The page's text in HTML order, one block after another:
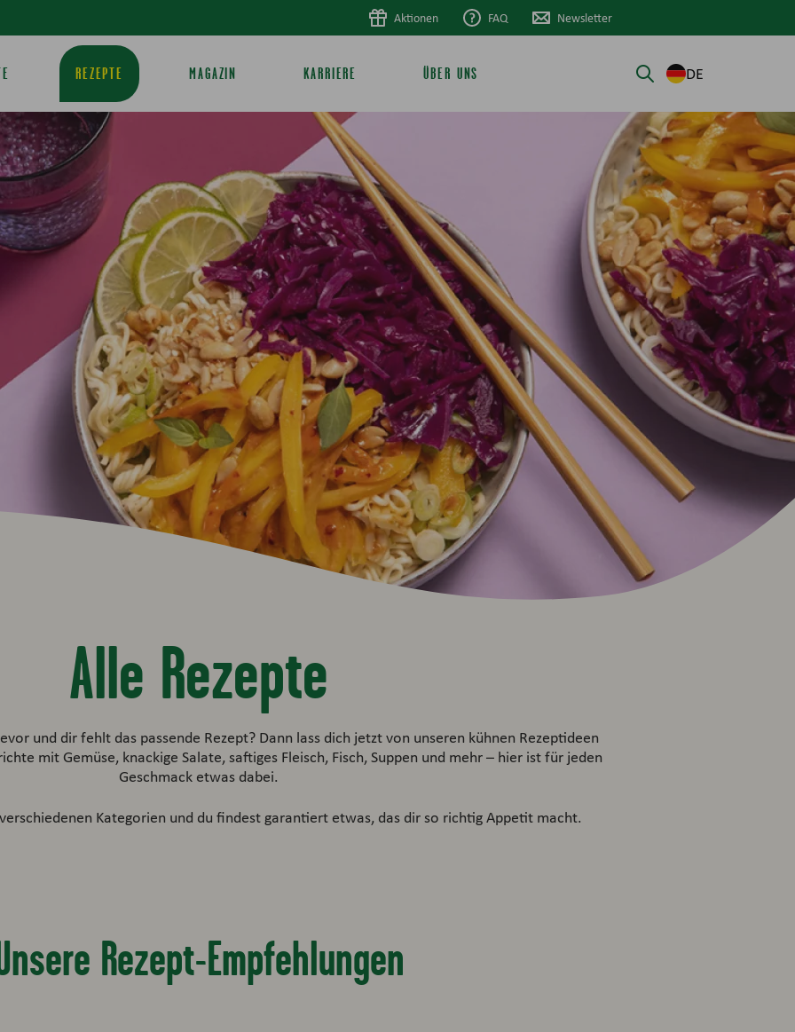
REZEPTE MAGAZIN KARRIERE ÜBER UNS DE
Aktionen FAQ Newsletter
Alle Rezepte
und dir fehlt das passende Rezept? Dann lass dich jetzt von unseren kühnen Rezeptideen
mit Gemüse, knackige Salate, saftiges Fleisch, Fisch, Suppen und mehr – hier ist für jeden
Geschmack etwas dabei.
Kategorien und du findest garantiert etwas, das dir so richtig Appetit macht.
Rezept-Empfehlungen